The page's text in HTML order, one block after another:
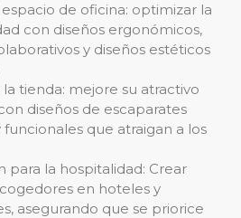
de oficina: optimizar la
con diseños ergonómicos,
y diseños estéticos
la tienda: mejore su atractivo
diseños de escaparates
funcionales que atraigan a los
para la hospitalidad: Crear
en hoteles y
asegurando que se priorice